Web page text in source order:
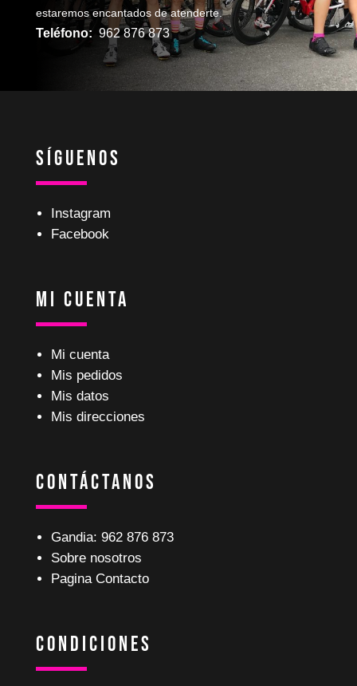
estaremos encantados de atenderte.
Teléfono: 962 876 873
Síguenos
Instagram
Facebook
Mi Cuenta
Mi cuenta
Mis pedidos
Mis datos
Mis direcciones
Contáctanos
Gandia: 962 876 873
Sobre nosotros
Pagina Contacto
Condiciones